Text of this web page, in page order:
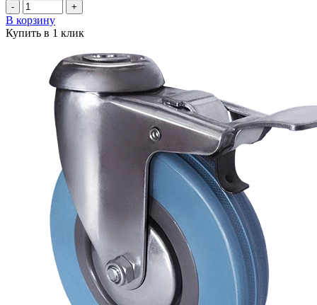
- +
В корзину
Купить в 1 клик